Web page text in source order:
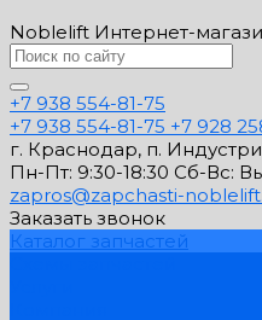
Noblelift Интернет-
+7 938 554-81-75
+7 938 554-81-75 +7 928
г. Краснодар, п.
Пн-Пт: 9:30-18:30 Cб-Вс:
zapros@zapchasti-
Заказать звонок
Каталог запчастей